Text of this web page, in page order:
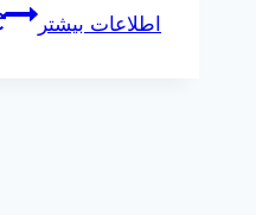
اطلاعات بیشتر